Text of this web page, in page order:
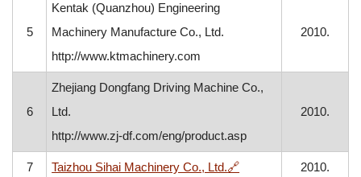
5
Kentak (Quanzhou) Engineering
Machinery Manufacture Co., Ltd.
http://www.ktmachinery.com
2010.
6
Zhejiang Dongfang Driving Machine Co.,
Ltd.
http://www.zj-df.com/eng/product.asp
2010.
7 Taizhou Sihai Machinery Co., Ltd.🔗, otvara se u novom
2010.